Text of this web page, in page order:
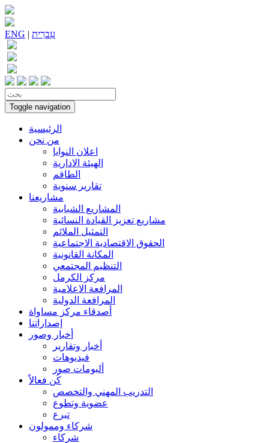
ENG | עִברִית
Toggle navigation
الرئيسية
من نحن
اعلان النوايا
الهيئة الادارية
الطاقم
تقارير سنوية
مشاريعنا
المشاريع الشبابية
مشاريع تعزيز القيادة النسائية
التمثيل الملائم
الحقوق الاقتصادية الاجتماعية
المكانة القانونية
التنظيم المجتمعي
مركز الكرمل
المرافعة الاعلامية
المرافعة الدولية
أصدقاء مركز مساواة
إصداراتنا
أخبار وصور
أخبار وتقارير
فيديوهات
ألبومات صور
كُن فعالاً
التدريب المهني والتخصص
عضوية وتطوع
تبرع
شركاء وممولون
شركاء